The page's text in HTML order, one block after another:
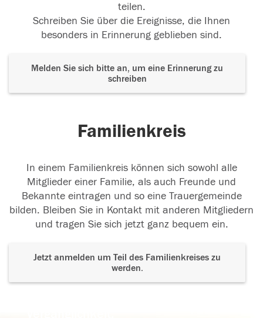
teilen.
Schreiben Sie über die Ereignisse, die Ihnen
besonders in Erinnerung geblieben sind.
Melden Sie sich bitte an, um eine Erinnerung zu
schreiben
Familienkreis
In einem Familienkreis können sich sowohl alle
Mitglieder einer Familie, als auch Freunde und
Bekannte eintragen und so eine Trauergemeinde
bilden. Bleiben Sie in Kontakt mit anderen Mitgliedern
und tragen Sie sich jetzt ganz bequem ein.
Jetzt anmelden um Teil des Familienkreises zu
werden.